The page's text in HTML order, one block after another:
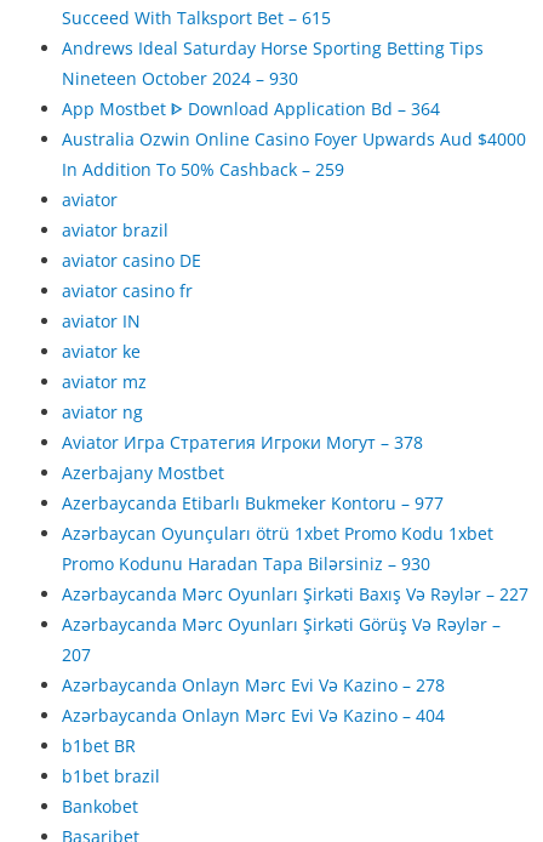
Succeed With Talksport Bet – 615
Andrews Ideal Saturday Horse Sporting Betting Tips
Nineteen October 2024 – 930
App Mostbet ᐈ Download Application Bd – 364
Australia Ozwin Online Casino Foyer Upwards Aud $4000
In Addition To 50% Cashback – 259
aviator
aviator brazil
aviator casino DE
aviator casino fr
aviator IN
aviator ke
aviator mz
aviator ng
Aviator Игра Стратегия Игроки Могут – 378
Azerbajany Mostbet
Azerbaycanda Etibarlı Bukmeker Kontoru – 977
Azərbaycan Oyunçuları ötrü 1xbet Promo Kodu 1xbet
Promo Kodunu Haradan Tapa Bilərsiniz – 930
Azərbaycanda Mərc Oyunları Şirkəti Baxış Və Rəylər – 227
Azərbaycanda Mərc Oyunları Şirkəti Görüş Və Rəylər –
207
Azərbaycanda Onlayn Mərc Evi Və Kazino – 278
Azərbaycanda Onlayn Mərc Evi Və Kazino – 404
b1bet BR
b1bet brazil
Bankobet
Basaribet